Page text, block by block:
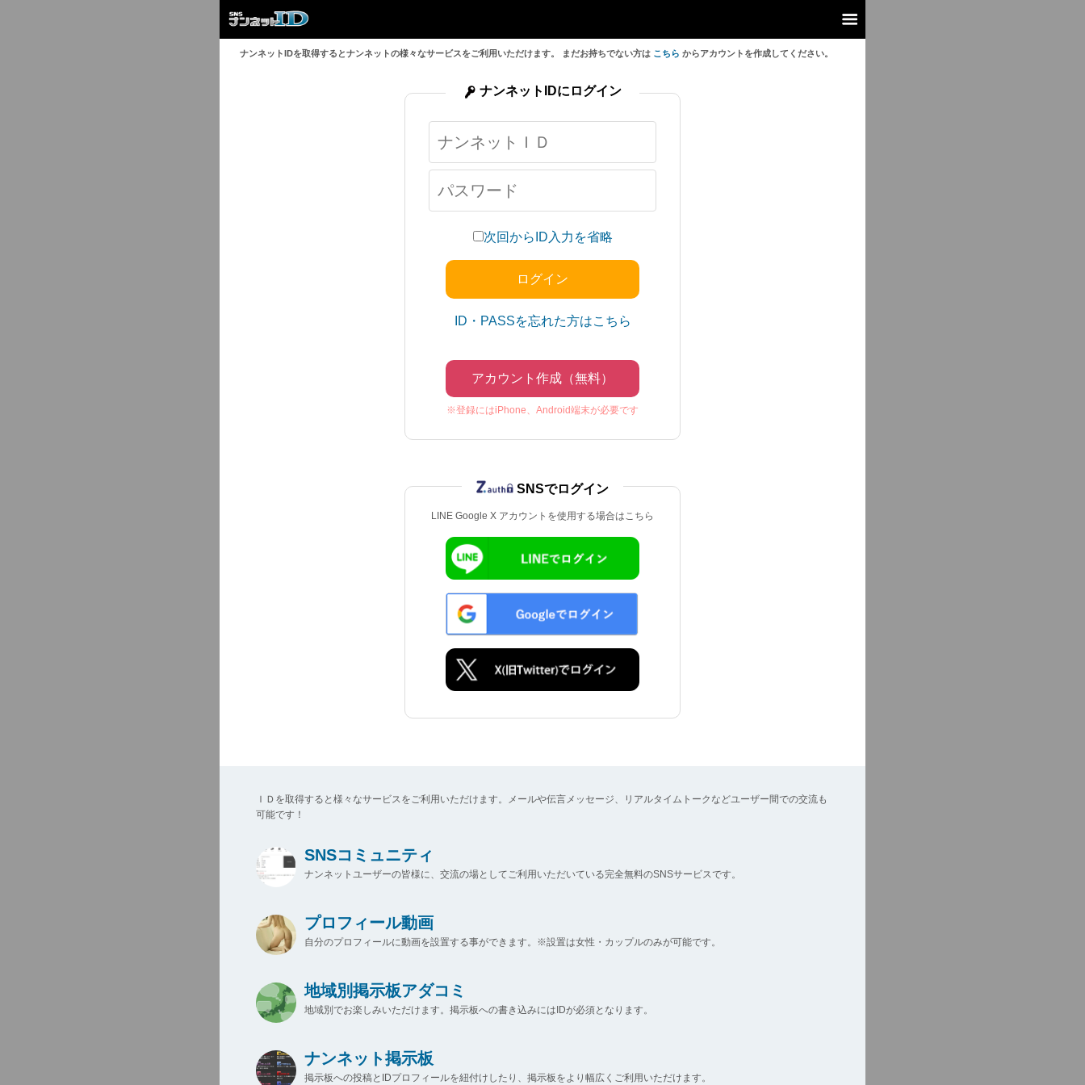
ナンネットIDを取得するとナンネットの様々なサービスをご利用いただけます。 まだお持ちでない方は こちら からアカウントを作成してください。
次回からID入力を省略
ID・PASSを忘れた方はこちら
アカウント作成（無料）
※登録にはiPhone、Android端末が必要です
ナンネットIDにログイン
LINE Google X アカウントを使用する場合はこちら
SNSでログイン
ＩＤを取得すると様々なサービスをご利用いただけます。メールや伝言メッセージ、リアルタイムトークなどユーザー間での交流も
可能です！
SNSコミュニティ
ナンネットユーザーの皆様に、交流の場としてご利用いただいている完全無料のSNSサービスです。
プロフィール動画
自分のプロフィールに動画を設置する事ができます。※設置は女性・カップルのみが可能です。
地域別掲示板アダコミ
地域別でお楽しみいただけます。掲示板への書き込みにはIDが必須となります。
ナンネット掲示板
掲示板への投稿とIDプロフィールを紐付けしたり、掲示板をより幅広くご利用いただけます。